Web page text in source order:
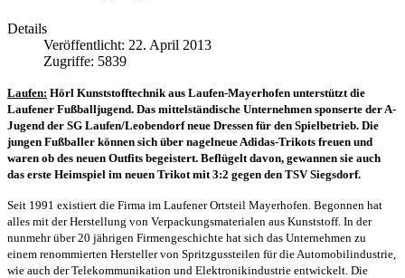
Details
Veröffentlicht: 22. April 2013
Zugriffe: 5839
Laufen: Hörl Kunststofftechnik aus Laufen-Mayerhofen unterstützt die
Laufener Fußballjugend. Das mittelständische Unternehmen sponserte der A-
Jugend der SG Laufen/Leobendorf neue Dressen für den Spielbetrieb. Die
jungen Fußballer können sich über nagelneue Adidas-Trikots freuen und
waren ob des neuen Outfits begeistert. Beflügelt davon, gewannen sie auch
das erste Heimspiel im neuen Trikot mit 3:2 gegen den TSV Siegsdorf.
Seit 1991 existiert die Firma im Laufener Ortsteil Mayerhofen. Begonnen hat
alles mit der Herstellung von Verpackungsmaterialen aus Kunststoff. In der
nunmehr über 20 jährigen Firmengeschichte hat sich das Unternehmen zu
einem renommierten Hersteller von Spritzgussteilen für die Automobilindustrie,
wie auch der Telekommunikation und Elektronikindustrie entwickelt. Die